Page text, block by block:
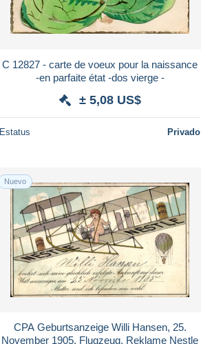
C 12827 - carte de voeux pour la naissance
-en parfaite état -dos vierge -
± 5,08 US$
Estatus Privado
Nuevo
CPA Geburtsanzeige Willi Hansen, 25.
November 1905, Flugzeug, Reklame Nestle